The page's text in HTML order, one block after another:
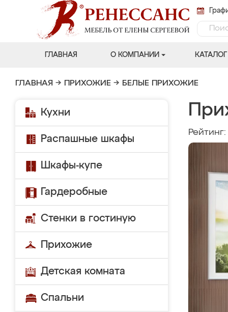
ГЛАВНАЯ О КОМПАНИИ КАТАЛОГ
ГЛАВНАЯ → ПРИХОЖИЕ → БЕЛЫЕ ПРИХОЖИЕ
Кухни
Распашные шкафы
Шкафы-купе
Гардеробные
Стенки в гостиную
Прихожие
Детская комната
Спальни
Рейтинг: